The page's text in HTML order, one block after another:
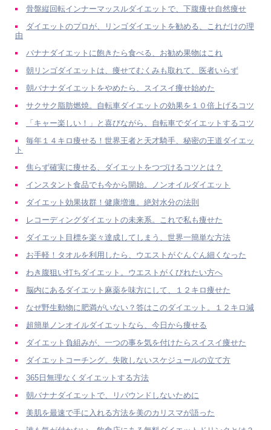
骨盤縦回転インナーマッスルダイエットで、下腹痩せ自然痩せ
ダイエットのプロが、リンゴダイエットを勧める、これだけの理
由
バナナダイエットに飽きたら食べる、お勧め果物はこれ
朝リンゴダイエットは、痩せてむくみも取れて、医者いらず
朝バナナダイエットをやめたら、スイスイ痩せ始めた
サクサク脂肪燃焼。自転車ダイエットの効果を１０倍上げるコツ
「キャー楽しい！」と喜びながら、自転車でダイエットするコツ
毎年１４キロ痩せる！世界王者と天才騎手、秘密の王道ダイエッ
ト
焦らず確実に痩せる、ダイエットをつづけるコツとは？
インスタント食品でも今から開始。ノンオイルダイエット
ダイエット効果抜群！健康増進。絶対水分の法則
レコーディングダイエットの未来系。これで私も痩せた
ダイエット目標を楽々達成してしまう、世界一簡単な方法
お手軽！タオルを利用したら、ウエストがぐんぐん細くなった
わき腹狙い打ちダイエット。ウエストがくびれたい方へ
脳内にあるダイエット麻薬を味方にして、１２キロ痩せた
なぜ野生動物に肥満がいない？答はこのダイエット。１２キロ減
超簡単ノンオイルダイエットなら、今日から痩せる
ダイエット負組みが、一つの事を気を付けたらスイスイ痩せた
ダイエットコーチング。失敗しないスケジュールの立て方
365日無理なくダイエットする方法
朝バナナダイエットで、リバウンドしないために
美肌を最速で手に入れる方法を美のカリスマが語った